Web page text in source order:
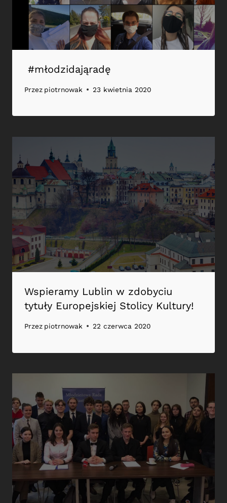
#młodzidająradę
Przez piotrnowak 23 kwietnia 2020
Wspieramy Lublin w zdobyciu
tytuły Europejskiej Stolicy Kultury!
Przez piotrnowak 22 czerwca 2020